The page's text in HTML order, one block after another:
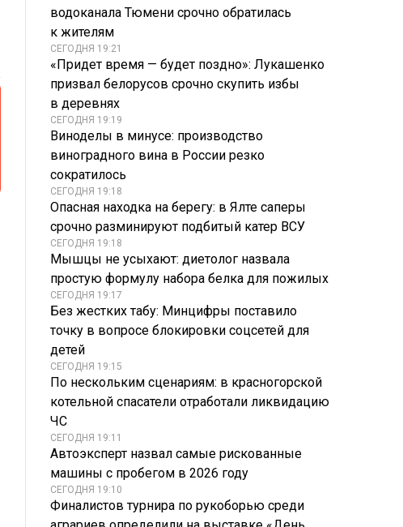
водоканала Тюмени срочно обратилась
к жителям
СЕГОДНЯ 19:21
«Придет время — будет поздно»: Лукашенко
призвал белорусов срочно скупить избы
в деревнях
СЕГОДНЯ 19:19
Виноделы в минусе: производство
виноградного вина в России резко
сократилось
СЕГОДНЯ 19:18
Опасная находка на берегу: в Ялте саперы
срочно разминируют подбитый катер ВСУ
СЕГОДНЯ 19:18
Мышцы не усыхают: диетолог назвала
простую формулу набора белка для пожилых
СЕГОДНЯ 19:17
Без жестких табу: Минцифры поставило
точку в вопросе блокировки соцсетей для
детей
СЕГОДНЯ 19:15
По нескольким сценариям: в красногорской
котельной спасатели отработали ликвидацию
ЧС
СЕГОДНЯ 19:11
Автоэксперт назвал самые рискованные
машины с пробегом в 2026 году
СЕГОДНЯ 19:10
Финалистов турнира по рукоборью среди